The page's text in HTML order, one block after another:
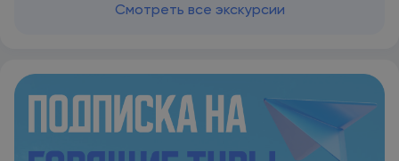
Смотреть все экскурсии